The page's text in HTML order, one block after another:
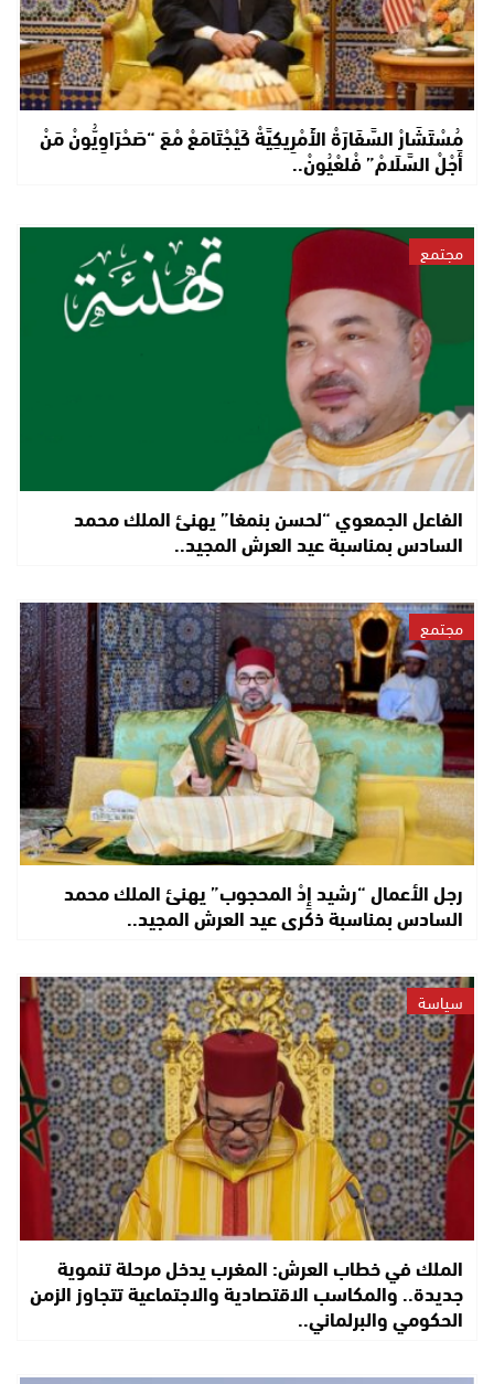
مُسْتَشَارْ السَّفَارَةْ الأَمْرِيكِيَّةْ كَيْجْتَامَعْ مْعَ “صَحْرَاوِيُّونْ مَنْ
أَجْلْ السَّلَامْ” فْلعْيُونْ..
مجتمع
الفاعل الجمعوي “لحسن بنمغا” يهنئ الملك محمد
السادس بمناسبة عيد العرش المجيد..
مجتمع
رجل الأعمال “رشيد إِدْ المحجوب” يهنئ الملك محمد
السادس بمناسبة ذكرى عيد العرش المجيد..
سياسة
الملك في خطاب العرش: المغرب يدخل مرحلة تنموية
جديدة.. والمكاسب الاقتصادية والاجتماعية تتجاوز الزمن
الحكومي والبرلماني..